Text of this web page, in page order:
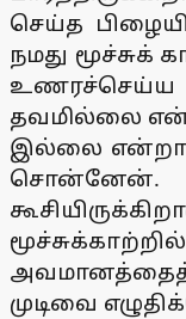
செய்த
நமது மூச்சுக்
உணரச்செய்ய
தவமில்லை
இல்லை
சொன்னேன்.
முடிவை